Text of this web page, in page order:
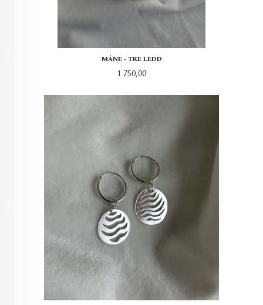
MÅNE - TRE LEDD
Pris
1 750,00